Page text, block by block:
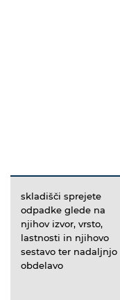
skladišči sprejete
odpadke glede na
njihov izvor, vrsto,
lastnosti in njihovo
sestavo ter nadaljnjo
obdelavo